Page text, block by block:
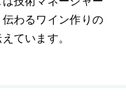
わるワイン作りの
ています。